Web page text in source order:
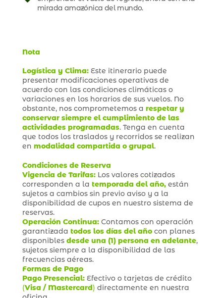
mirada amazónica del mundo.
Nota
Logística y Clima: Este itinerario puede
presentar modificaciones operativas de
acuerdo con las condiciones climáticas o
variaciones en los horarios de sus vuelos. No
obstante, nos comprometemos a respetar y
conservar siempre el cumplimiento de las
actividades programadas. Tenga en cuenta
que todos los traslados y recorridos se realizan
en modalidad compartida o grupal.
Condiciones de Reserva
Vigencia de Tarifas: Los valores cotizados
corresponden a la temporada del año, están
sujetos a cambios sin previo aviso y a la
disponibilidad de cupos en nuestro sistema de
reservas.
Operación Continua: Contamos con operación
garantizada todos los días del año con planes
disponibles desde una (1) persona en adelante,
sujetos siempre a la disponibilidad de las
frecuencias aéreas.
Formas de Pago
Pago Presencial: Efectivo o tarjetas de crédito
(Visa / Mastercard) directamente en nuestra